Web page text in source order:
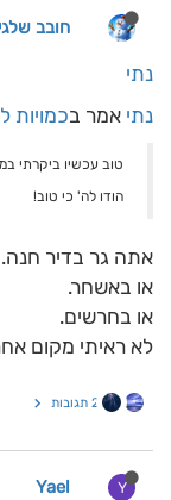
חובב
נתי
נתי אמר ב
טוב עכשיו ביקרתי במד
הודו לה' כי טוב!
אתה גר בדיר חנה.
או באשחר.
או בחרשים.
לא ראיתי מקום אחר
2 תגובות
Y
Yael